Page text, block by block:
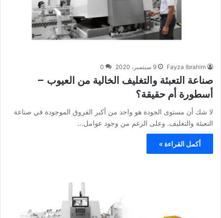
Fayza Ibrahim 9 سبتمبر، 2020 0
صناعة التعبئة والتغليف الخالية من العيوب –
أسطورة أم حقيقة؟
لا شك أن مستوى الجودة هو واحد من أكبر الفروق الموجودة في صناعة
التعبئة والتغليف. وعلى الرغم من وجود عوامل…
أكمل القراءة »